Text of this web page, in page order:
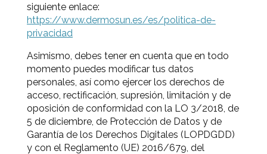
siguiente enlace:
https://www.dermosun.es/es/politica-de-
privacidad
Asimismo, debes tener en cuenta que en todo
momento puedes modificar tus datos
personales, así como ejercer los derechos de
acceso, rectificación, supresión, limitación y de
oposición de conformidad con la LO 3/2018, de
5 de diciembre, de Protección de Datos y de
Garantía de los Derechos Digitales (LOPDGDD)
y con el Reglamento (UE) 2016/679, del